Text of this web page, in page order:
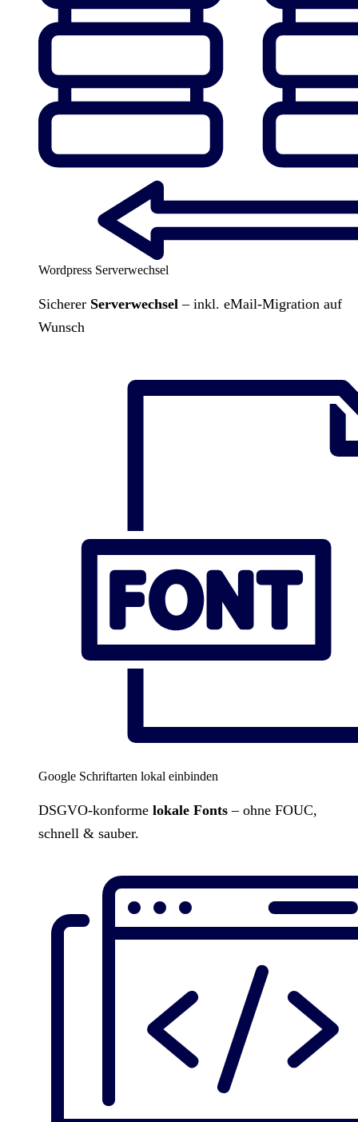
Wordpress Serverwechsel
Sicherer Serverwechsel – inkl. eMail-Migration auf
Wunsch
Google Schriftarten lokal einbinden
DSGVO-konforme lokale Fonts – ohne FOUC,
schnell & sauber.